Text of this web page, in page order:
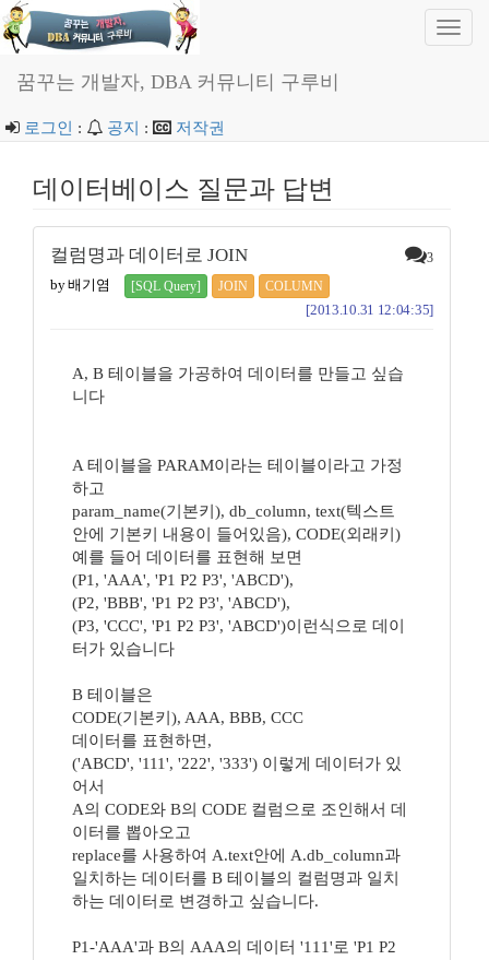
꿈꾸는 개발자, DBA 커뮤니티 구루비
로그인 : 공지 : 저작권
데이터베이스 질문과 답변
컬럼명과 데이터로 JOIN 3
by 배기염 [SQL Query] JOIN COLUMN
[2013.10.31 12:04:35]
A, B 테이블을 가공하여 데이터를 만들고 싶습
니다
A 테이블을 PARAM이라는 테이블이라고 가정
하고
param_name(기본키), db_column, text(텍스트
안에 기본키 내용이 들어있음), CODE(외래키)
예를 들어 데이터를 표현해 보면
(P1, 'AAA', 'P1 P2 P3', 'ABCD'),
(P2, 'BBB', 'P1 P2 P3', 'ABCD'),
(P3, 'CCC', 'P1 P2 P3', 'ABCD')이런식으로 데이
터가 있습니다
B 테이블은
CODE(기본키), AAA, BBB, CCC
데이터를 표현하면,
('ABCD', '111', '222', '333') 이렇게 데이터가 있
어서
A의 CODE와 B의 CODE 컬럼으로 조인해서 데
이터를 뽑아오고
replace를 사용하여 A.text안에 A.db_column과
일치하는 데이터를 B 테이블의 컬럼명과 일치
하는 데이터로 변경하고 싶습니다.
P1-'AAA'과 B의 AAA의 데이터 '111'로 'P1 P2